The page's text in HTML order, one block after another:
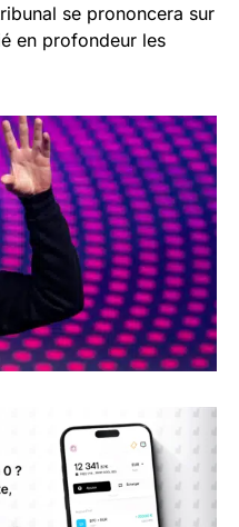
se prononcera sur
en profondeur les